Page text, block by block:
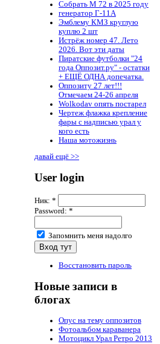
Собрать М 72 в 2025 году
генератор Г-11А
Эмблему КМЗ круглую
куплю 2 шт
Истрёж номер 47. Лето
2026. Вот эти даты
Пиратские футболки "24
года Оппозит.ру" - остатки
+ ЕЩЁ ОДНА допечатка.
Оппозиту 27 лет!!!
Отмечаем 24-26 апреля
Wolkodav опять постарел
Чертеж флажка крепление
фары с надписью урал у
кого есть
Наша мотожизнь
давай ещё >>
User login
Ник: *
Password: *
Запомнить меня надолго
Восстановить пароль
Новые записи в
блогах
Опус на тему оппозитов
Фотоальбом караванера
Мотоцикл Урал Ретро 2013